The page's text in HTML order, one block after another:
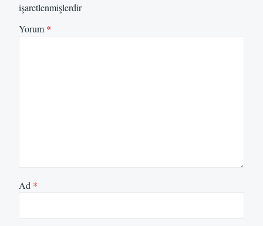
işaretlenmişlerdir
Yorum *
Ad *